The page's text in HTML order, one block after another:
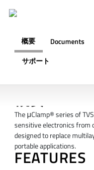
概要 Documents
サポート
The μClamp® series of
sensitive electronics from
designed to replace
portable applications.
FEATURES